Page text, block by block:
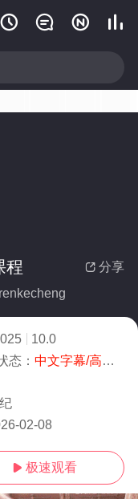
   
 分享
程
10.0
态： 中文字幕/高清
02-08
 极速观看